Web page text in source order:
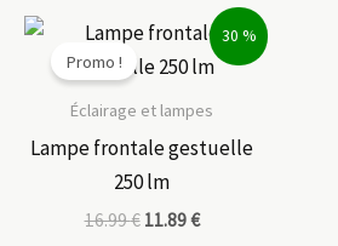
30 %
Promo !
Éclairage et lampes
Lampe frontale gestuelle
250 lm
16.99€ 11.89€